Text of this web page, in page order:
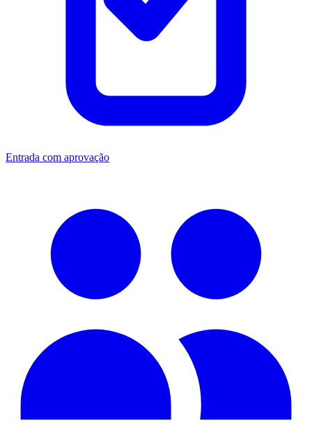
Entrada com aprovação